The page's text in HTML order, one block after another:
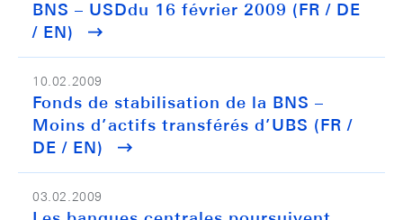
BNS – USDdu 16 février 2009 (FR / DE
/ EN)
10.02.2009
Fonds de stabilisation de la BNS –
Moins d’actifs transférés d’UBS (FR /
DE / EN)
03.02.2009